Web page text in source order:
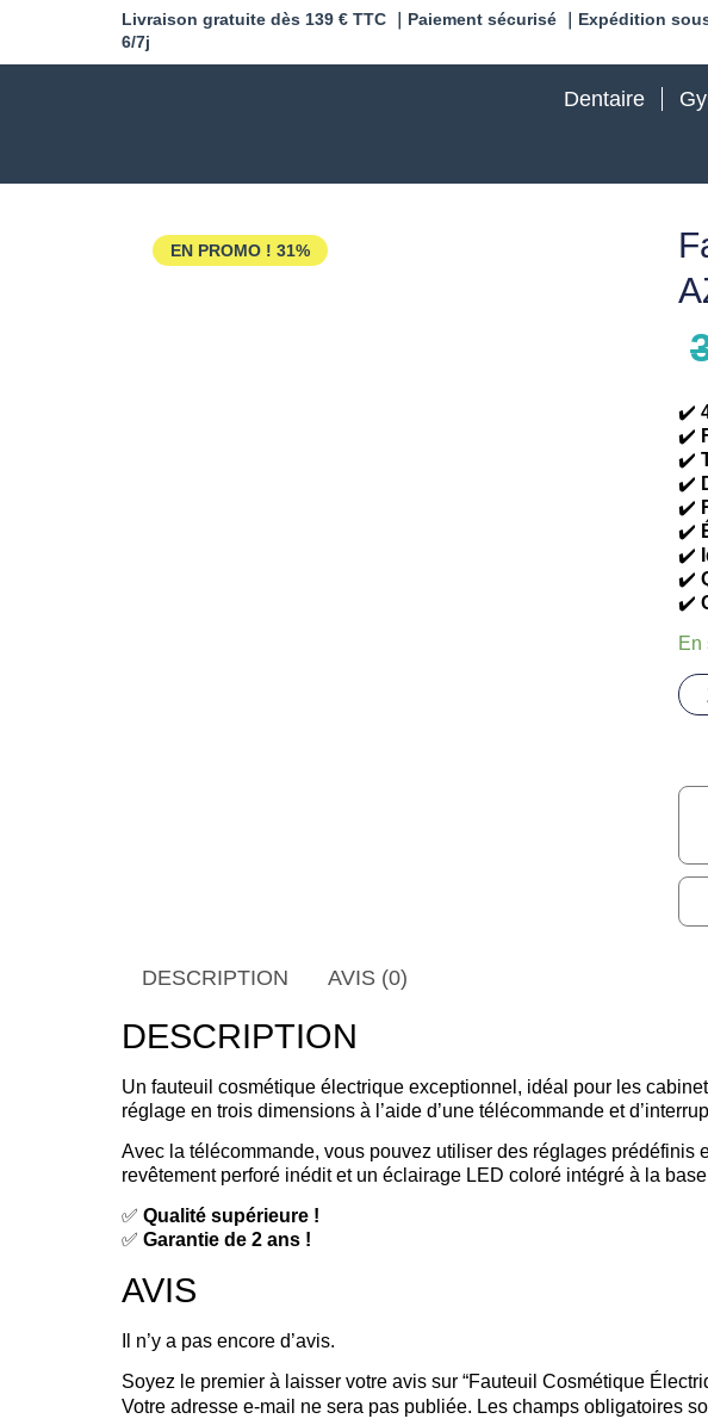
Livraison gratuite dès 139 € TTC ｜Paiement sécurisé ｜Expédition
6/7j
Dentaire
EN PROMO ! 31%
✔️
✔️
✔️
✔️
✔️
✔️
✔️
✔️
✔️
En
DESCRIPTION AVIS (0)
DESCRIPTION
Un fauteuil cosmétique électrique exceptionnel, idéal pour les
réglage en trois dimensions à l’aide d’une télécommande et
Avec la télécommande, vous pouvez utiliser des réglages prédéfinis
revêtement perforé inédit et un éclairage LED coloré intégré à la
✅ Qualité supérieure !
✅ Garantie de 2 ans !
AVIS
Il n’y a pas encore d’avis.
Soyez le premier à laisser votre avis sur “Fauteuil Cosmétique
Votre adresse e-mail ne sera pas publiée. Les champs obligatoires